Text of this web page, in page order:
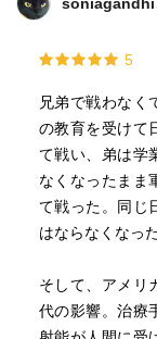
いから）
今更ながら気に
当時の日本は
通に使っていた
ろか僕らが小学
通に糞尿を肥料
の爺さん婆さ
た。
5
兄弟で戦わなく
の教育を受けて
て戦い、弟は学
なくなったまま
て戦った。同じ
はならなくなっ
そして、アメリ
代の影響。治療